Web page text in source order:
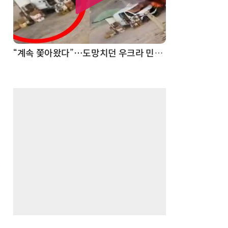
“계속 쫓아왔다”…도망치던 우크라 민간인 공격한 러 자폭 드론